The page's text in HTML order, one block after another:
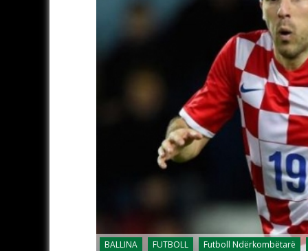
BALLINA FUTBOLL Futboll Ndërkombëtarë